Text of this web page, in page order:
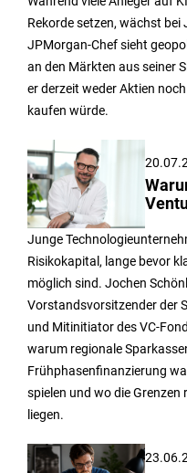
Rekorde setzen, wächst bei
JPMorgan-Chef sieht
an den Märkten aus seiner
er derzeit weder Aktien
kaufen würde.
Junge
Risikokapital, lange bevor
möglich sind. Jochen
Vorstandsvorsitzender der
und Mitinitiator des VC-
warum regionale
Frühphasenfinanzierung
spielen und wo die
liegen.